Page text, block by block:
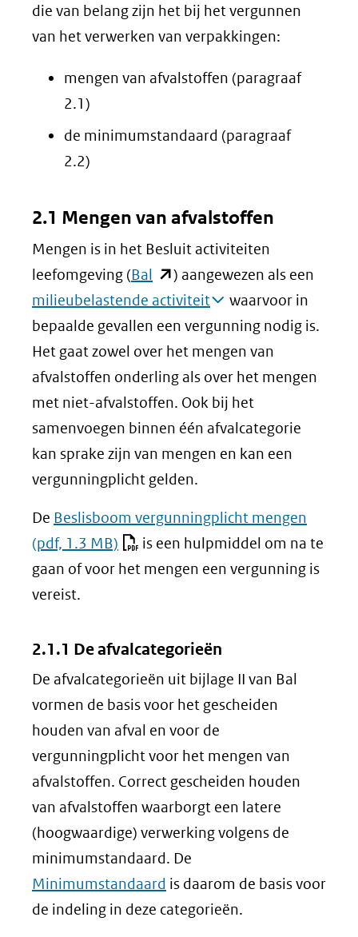
die van belang zijn het bij het vergunnen
van het verwerken van verpakkingen:
mengen van afvalstoffen (paragraaf
2.1)
de minimumstandaard (paragraaf
2.2)
2.1 Mengen van afvalstoffen
Mengen is in het Besluit activiteiten
leefomgeving (Bal (opent
in
nieuw
venster)
(verwijst
naar
een
andere
website)
) aangewezen als een
milieubelastende activiteit
waarvoor in
bepaalde gevallen een vergunning nodig is.
Het gaat zowel over het mengen van
afvalstoffen onderling als over het mengen
met niet-afvalstoffen. Ook bij het
samenvoegen binnen één afvalcategorie
kan sprake zijn van mengen en kan een
vergunningplicht gelden.
De Beslisboom vergunningplicht mengen
(pdf, 1.3 MB)
is een hulpmiddel om na te
gaan of voor het mengen een vergunning is
vereist.
2.1.1 De afvalcategorieën
De afvalcategorieën uit bijlage II van Bal
vormen de basis voor het gescheiden
houden van afval en voor de
vergunningplicht voor het mengen van
afvalstoffen. Correct gescheiden houden
van afvalstoffen waarborgt een latere
(hoogwaardige) verwerking volgens de
minimumstandaard. De
Minimumstandaard is daarom de basis voor
de indeling in deze categorieën.